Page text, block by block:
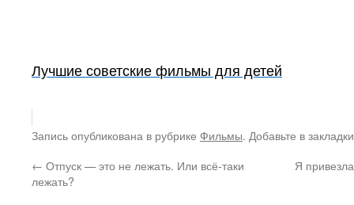
Лучшие советские фильмы для детей
Запись опубликована в рубрике Фильмы. Добавьте в
← Отпуск — это не лежать. Или всё-таки
лежать?
Я